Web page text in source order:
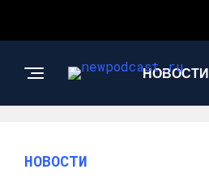
НОВОСТИ
НОВОСТИ